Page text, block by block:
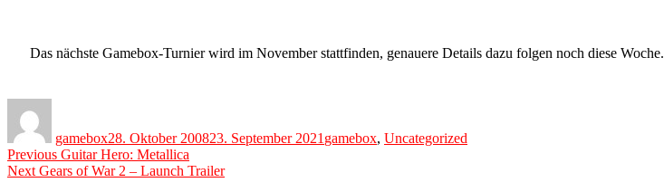
Das nächste Gamebox-Turnier wird im November stattfinden, genauere Details dazu folgen noch diese Woche.
gamebox28. Oktober 200823. September 2021 gamebox, Uncategorized
Beitragsnavigation
Previous Previous
post:
Guitar Hero: Metallica
Next Next
Gears of War 2 – Launch Trailer